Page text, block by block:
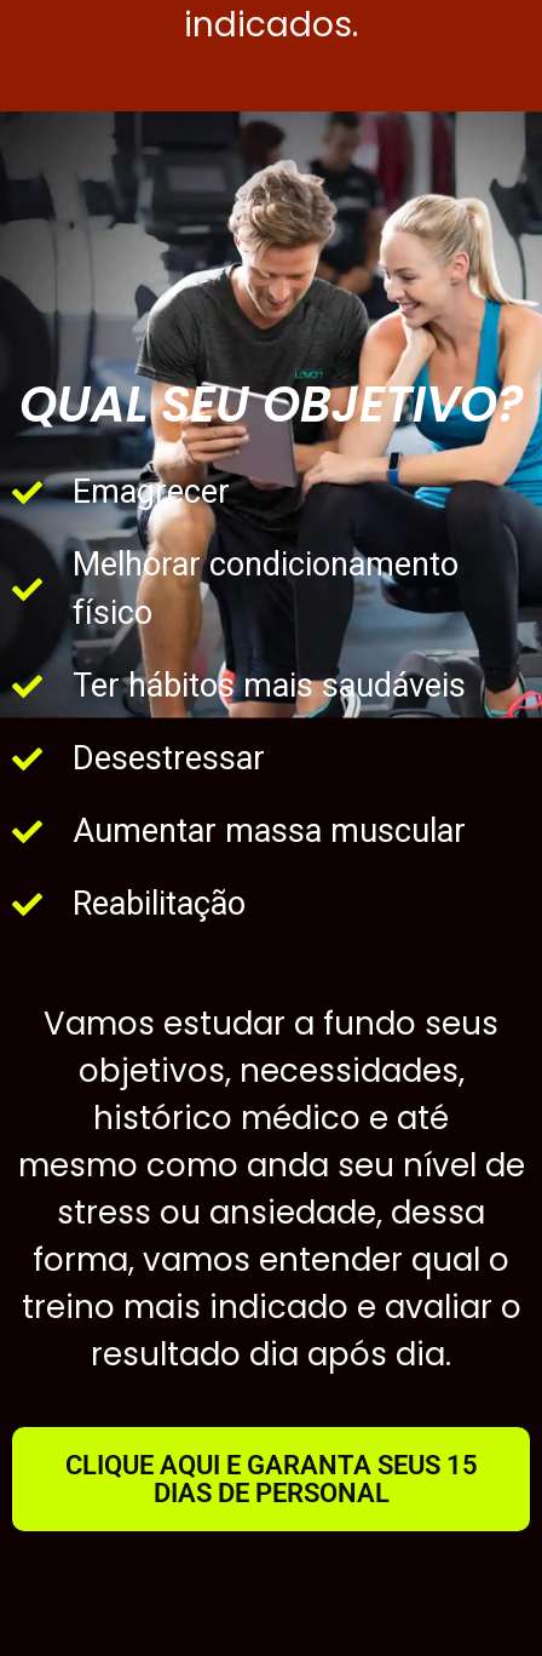
indicados.
QUAL SEU OBJETIVO?
Emagrecer
Melhorar condicionamento
físico
Ter hábitos mais saudáveis
Desestressar
Aumentar massa muscular
Reabilitação
Vamos estudar a fundo seus
objetivos, necessidades,
histórico médico e até
mesmo como anda seu nível de
stress ou ansiedade, dessa
forma, vamos entender qual o
treino mais indicado e avaliar o
resultado dia após dia.
CLIQUE AQUI E GARANTA SEUS 15
DIAS DE PERSONAL